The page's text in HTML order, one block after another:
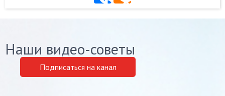
Наши видео-советы
Подписаться на канал